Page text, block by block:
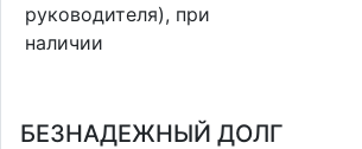
руководителя), при
наличии
БЕЗНАДЕЖНЫЙ ДОЛГ